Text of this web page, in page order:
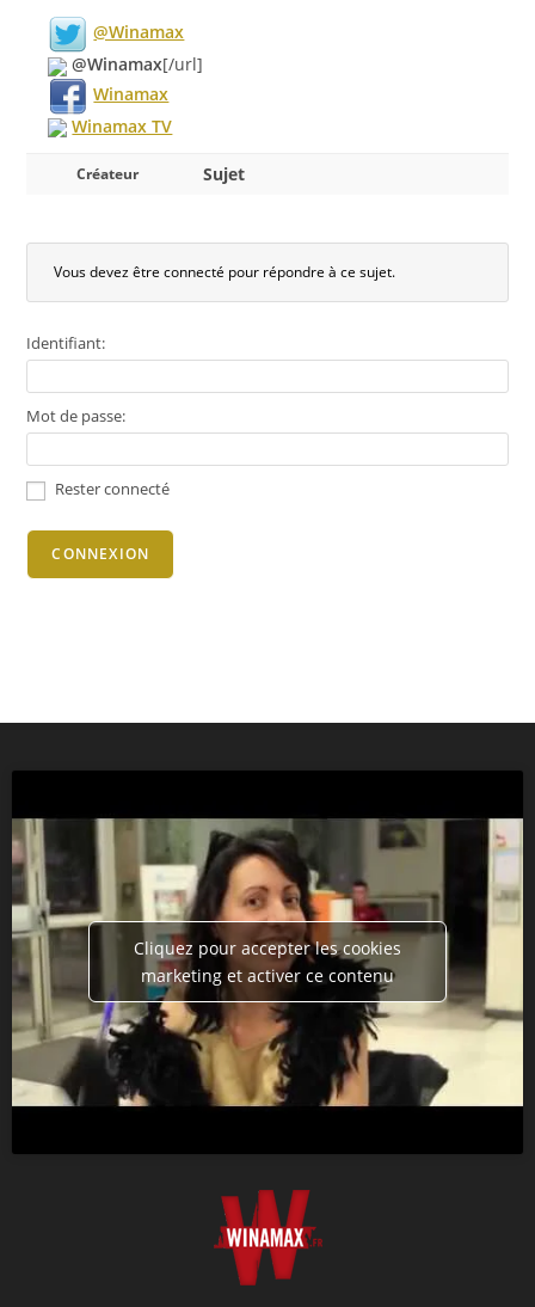
@Winamax
@Winamax[/url]
Winamax
Winamax TV
Créateur Sujet
Vous devez être connecté pour répondre à ce sujet.
Identifiant:
Mot de passe:
Rester connecté
CONNEXION
Cliquez pour accepter les cookies
marketing et activer ce contenu